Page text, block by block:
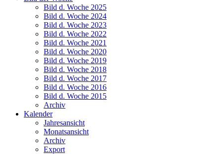
Bild d. Woche 2025
Bild d. Woche 2024
Bild d. Woche 2023
Bild d. Woche 2022
Bild d. Woche 2021
Bild d. Woche 2020
Bild d. Woche 2019
Bild d. Woche 2018
Bild d. Woche 2017
Bild d. Woche 2016
Bild d. Woche 2015
Archiv
Kalender
Jahresansicht
Monatsansicht
Archiv
Export